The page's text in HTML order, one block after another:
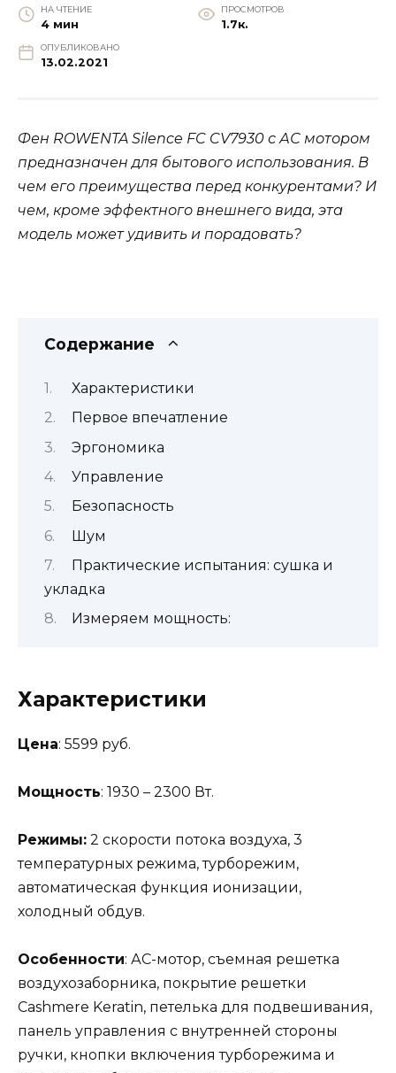
НА ЧТЕНИЕ
4 мин
ПРОСМОТРОВ
1.7к.
ОПУБЛИКОВАНО
13.02.2021
Фен ROWENTA Silence FC CV7930 с АС мотором
предназначен для бытового использования. В
чем его преимущества перед конкурентами? И
чем, кроме эффектного внешнего вида, эта
модель может удивить и порадовать?
Содержание
Характеристики
Первое впечатление
Эргономика
Управление
Безопасность
Шум
Практические испытания: сушка и
укладка
Измеряем мощность:
Характеристики
Цена: 5599 руб.
Мощность: 1930 – 2300 Вт.
Режимы: 2 скорости потока воздуха, 3
температурных режима, турборежим,
автоматическая функция ионизации,
холодный обдув.
Особенности: АС-мотор, съемная решетка
воздухозаборника, покрытие решетки
Cashmere Keratin, петелька для подвешивания,
панель управления с внутренней стороны
ручки, кнопки включения турборежима и